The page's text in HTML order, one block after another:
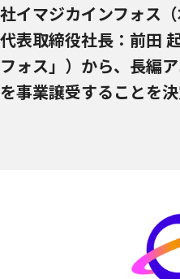
社イマジカインフォス
代表取締役社長：前田
フォス」）から、長編
を事業譲受することを決